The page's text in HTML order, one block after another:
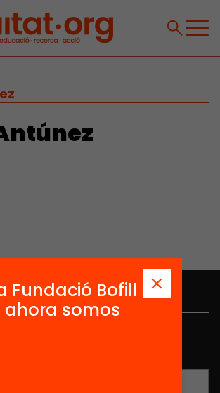
iniciativas y proyectos para
Fundació Bofill
ahora somos